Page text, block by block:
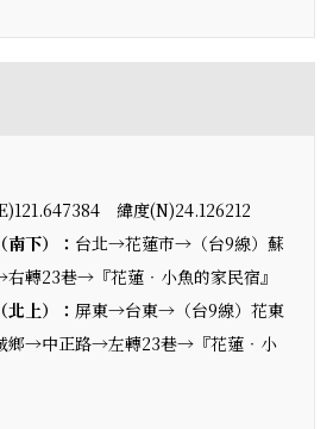
緯度(N)24.126212
下）： 台北→花蓮市→（台9線）蘇
轉23巷→『花蓮‧小魚的家民宿』
上）： 屏東→台東→（台9線）花東
鄉→中正路→左轉23巷→『花蓮‧小